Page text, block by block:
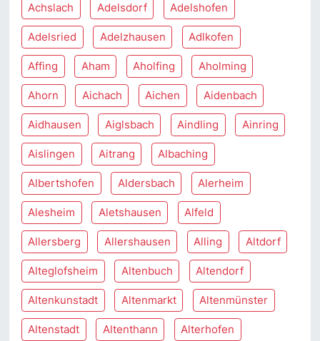
Achslach Adelsdorf Adelshofen
Adelsried Adelzhausen Adlkofen
Affing Aham Aholfing Aholming
Ahorn Aichach Aichen Aidenbach
Aidhausen Aiglsbach Aindling Ainring
Aislingen Aitrang Albaching
Albertshofen Aldersbach Alerheim
Alesheim Aletshausen Alfeld
Allersberg Allershausen Alling Altdorf
Alteglofsheim Altenbuch Altendorf
Altenkunstadt Altenmarkt Altenmünster
Altenstadt Altenthann Alterhofen